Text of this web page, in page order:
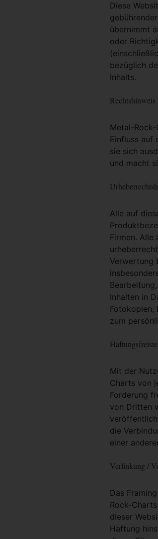
Diese
übernimmt
oder
bezüglich
Inhalts.
Rechtshinweis
Metal-
Einfluss auf
sie sich
und macht
Alle auf
Firmen. Alle
Verwertung
Inhalten in
Fotokopien,
zum
Mit der
Charts von
Forderung
von Dritten
die
einer
Verlinkung /
Das
Rock-
dieser
Haftung